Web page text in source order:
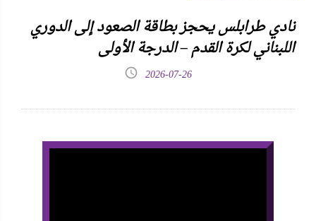
نادي طرابلس يحجز بطاقة الصعود إلى الدوري
اللبناني لكرة القدم – الدرجة الأولى
2026-07-26